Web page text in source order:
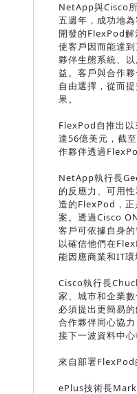
NetApp與Cisco
五週年，成功地
開發的FlexPod解
使客戶因而能達
夥伴生態系統、
益。客戶與合作
自由選擇，從而
果。
FlexPod自推出
達56億美元，截
作夥伴透過
NetApp執行長
的反應力、可用
造的FlexPod，正
案。透過Cisco
客戶可依據自身
以確信他們在
能因應商業和IT環
Cisco執行長
家、城市和企業
必須提出更簡易
合作夥伴同心協
接下一波資料中
來自部署FlexPod
ePlus技術長